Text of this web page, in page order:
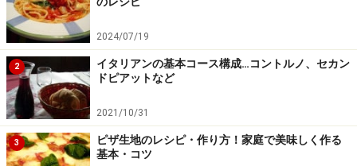
そのワザを少し御紹介します。
☆パネットーネがティラミス風に大変身
☆パンドーロでフルーツのグラタン
☆トローネのアーモンドを生かしたセミフレッド
それでは皆様に素敵なウインターシーズンを！
1/
2024/07/19
2
イタリアンの基本コース構成…コントルノ、セカン
ドピアットなど
2021/10/31
3
ピザ生地のレシピ・作り方！家庭で美味しく作る
基本・コツ